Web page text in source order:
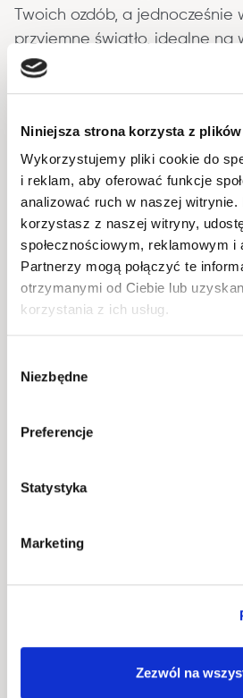
Niniejsza strona korzysta z
Wykorzystujemy pliki cookie do
i reklam, aby oferować funkcje
analizować ruch w naszej
korzystasz z naszej witryny,
społecznościowym, reklamowym i
Partnerzy mogą połączyć te
otrzymanymi od Ciebie lub
korzystania z ich usług.
zgody
Niezbędne
Preferencje
Statystyka
Marketing
Zezwól na
Twoich ozdób, a jednocześnie
przyjemne światło, idealne na
spotkania czy relaks. Postaw
Informacje podstawowe
Okucia
Wykonanie
witryna EP-01